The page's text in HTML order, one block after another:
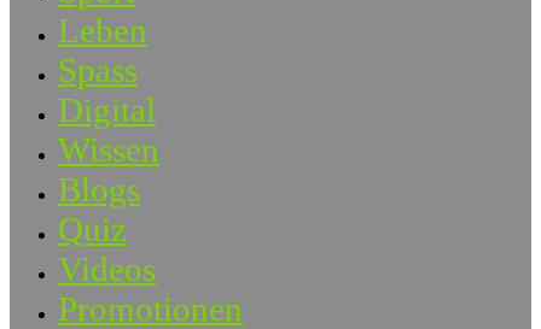
Leben
Spass
Digital
Wissen
Blogs
Quiz
Videos
Promotionen